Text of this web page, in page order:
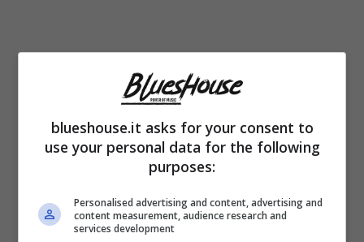
Ancora oggi nelle menti collettive c’è
l’immagine di unagiovane Britney Spears
one more time”. Da allora di tempo né
blueshouse.it asks for your consent to
use your personal data for the following
purposes:
Personalised advertising and content, advertising and
content measurement, audience research and
services development